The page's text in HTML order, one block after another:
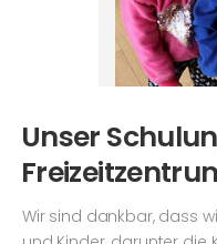
Unser
Wir sind dankbar, dass